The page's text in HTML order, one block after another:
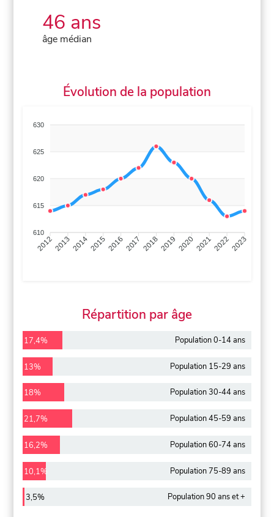
46 ans
âge médian
Évolution de la population
630
625
620
615
610
201220132014201520162017 20182019 2020202120222023
Répartition par âge
17,4% Population 0-14 ans
13% Population 15-29 ans
18% Population 30-44 ans
21,7% Population 45-59 ans
16,2% Population 60-74 ans
10,1% Population 75-89 ans
3,5% Population 90 ans et +